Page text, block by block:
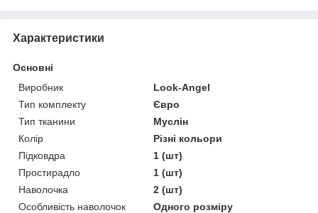
Характеристики
Основні
Виробник
Look-Angel
Тип комплекту
Євро
Тип тканини
Муслін
Колір
Різні кольори
Підковдра
1 (шт)
Простирадло
1 (шт)
Наволочка
2 (шт)
Особливість наволочок
Одного розміру